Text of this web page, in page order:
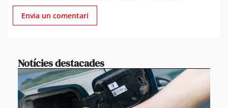
Notícies destacades